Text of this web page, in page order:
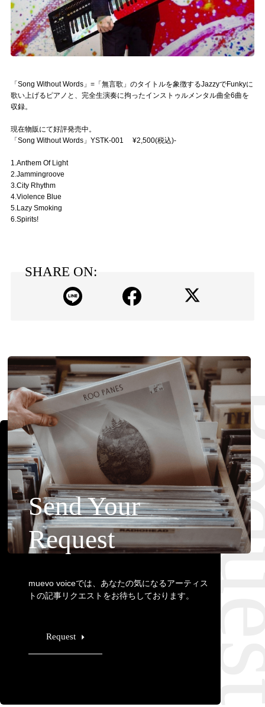
「Song Without Words」=「無言歌」のタイトルを象徴するJazzyでFunkyに
歌い上げるピアノと、完全生演奏に拘ったインストゥルメンタル曲全6曲を
収録。
現在物販にて好評発売中。
「Song Without Words」YSTK-001 ¥2,500(税込)-
1.Anthem Of Light
2.Jammingroove
3.City Rhythm
4.Violence Blue
5.Lazy Smoking
6.Spirits!
SHARE ON:
Send Your
Request
muevo voiceでは、あなたの気になるアーティス
トの記事リクエストをお待ちしております。
Request